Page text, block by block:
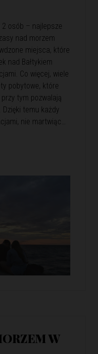
osób – najlepsze
nad morzem
miejsca, które
nad Bałtykiem
Co więcej, wiele
pobytowe, które
tym pozwalają
temu każdy
nie martwiąc…
W